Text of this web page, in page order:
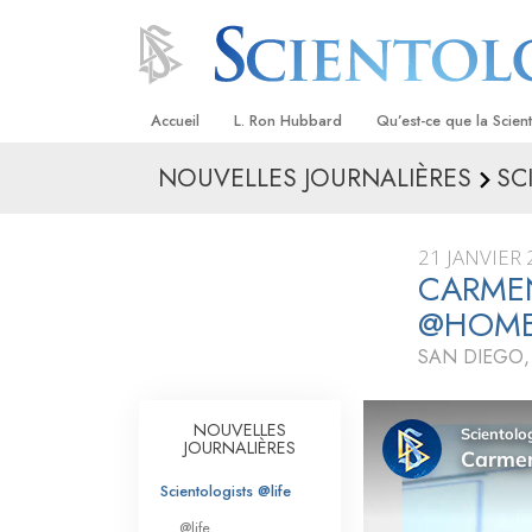
Accueil L. Ron Hubbard Qu’est-ce que la
Croyances et pratiques
Les scientologues et
Rencontrez un
À l’intérieur d’une
Les principes de base
Scientologie
La Dianétique : Une
NOUVELLES JOURNALIÈRES
21 JANVIER
SAN
NOUVELLES
JOURNALIÈRES
Scientologists @life